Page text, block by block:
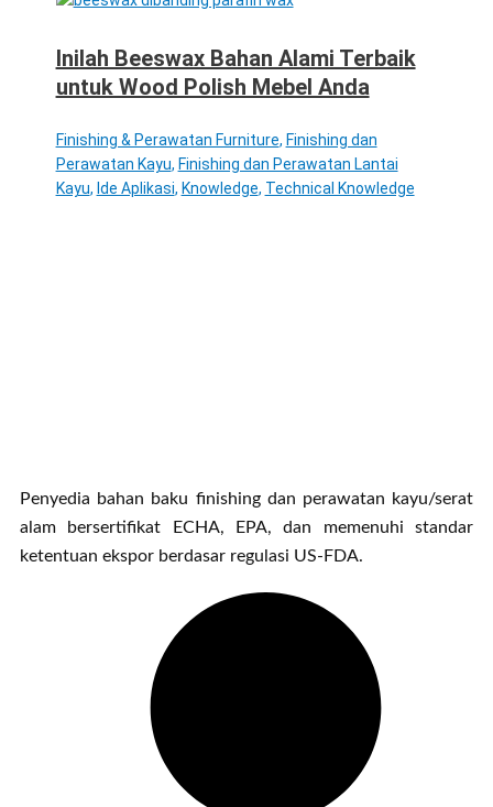
Inilah Beeswax Bahan Alami Terbaik
untuk Wood Polish Mebel Anda
Finishing & Perawatan Furniture, Finishing dan
Perawatan Kayu, Finishing dan Perawatan Lantai
Kayu, Ide Aplikasi, Knowledge, Technical Knowledge
Penyedia bahan baku finishing dan perawatan kayu/serat
alam bersertifikat ECHA, EPA, dan memenuhi standar
ketentuan ekspor berdasar regulasi US-FDA.